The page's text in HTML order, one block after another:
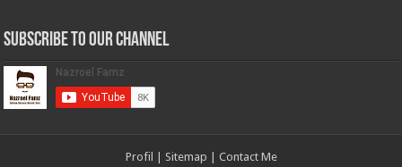
Subscribe to our Channel
Profil Sitemap Contact Me